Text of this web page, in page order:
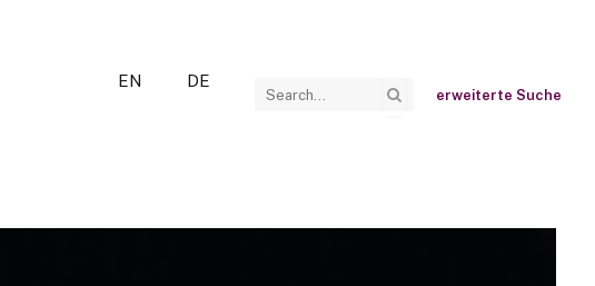
EN DE
erweiterte Suche